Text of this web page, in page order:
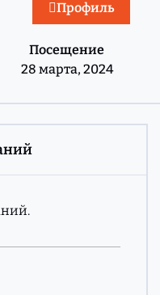
Посещение
28 марта, 2024
Профиль